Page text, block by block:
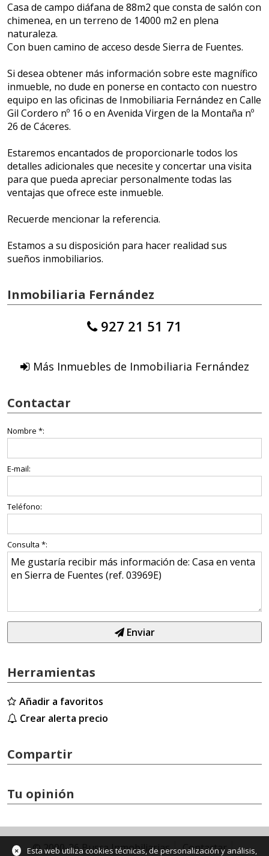
Casa de campo diáfana de 88m2 que consta de salón con
chimenea, en un terreno de 14000 m2 en plena
naturaleza.
Con buen camino de acceso desde Sierra de Fuentes.
Si desea obtener más información sobre este magnífico
inmueble, no dude en ponerse en contacto con nuestro
equipo en las oficinas de Inmobiliaria Fernández en Calle
Gil Cordero nº 16 o en Avenida Virgen de la Montaña nº
26 de Cáceres.
Estaremos encantados de proporcionarle todos los
detalles adicionales que necesite y concertar una visita
para que pueda apreciar personalmente todas las
ventajas que ofrece este inmueble.
Recuerde mencionar la referencia.
Estamos a su disposición para hacer realidad sus
sueños inmobiliarios.
Inmobiliaria Fernández
927 21 51 71
Más Inmuebles de Inmobiliaria Fernández
Contactar
Nombre *:
E-mail:
Teléfono:
Consulta *:
Enviar
Herramientas
Añadir a favoritos
Crear alerta precio
Compartir
Tu opinión
© 2000-26 Busca Inmobiliarias
Contactar
× Esta web utiliza cookies técnicas, de personalización y análisis,